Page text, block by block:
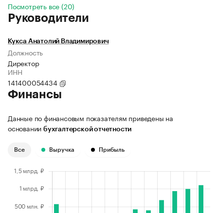
Посмотреть все (20)
Руководители
Кукса Анатолий Владимирович
Должность
Директор
ИНН
141400054434
Финансы
Данные по финансовым показателям приведены на
основании бухгалтерской отчетности
Все Выручка Прибыль